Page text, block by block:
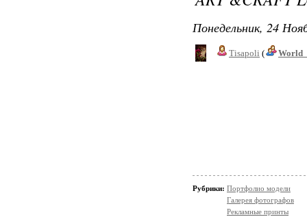
Понедельник, 24
Tisapoli (
Рубрики: Портфолио модели
Галерея фотографов
Рекламные принты